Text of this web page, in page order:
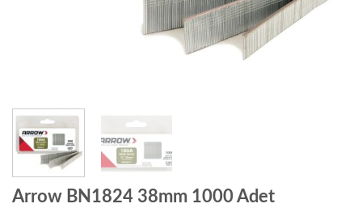
Arrow BN1824 38mm 1000 Adet